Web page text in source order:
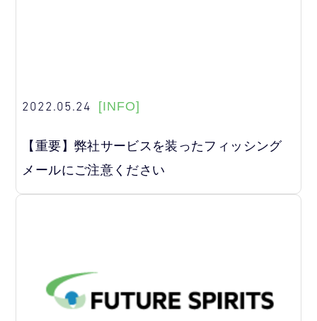
2022.05.24 [INFO]
【重要】弊社サービスを装ったフィッシング
メールにご注意ください